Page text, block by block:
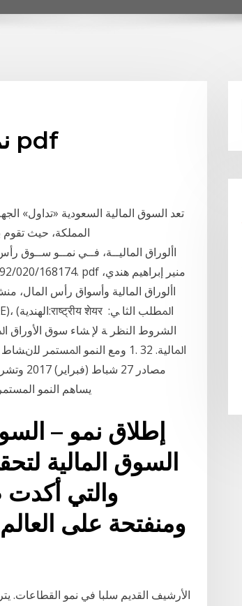
نمو سوق الأوراق المالية الهندي pdf
تعد السوق المالية السعودية «تداول»
المملكة، حيث تقوم
األوراق الماليــة، فــي نمــو ســوق
األوراق المالية وأسواق رأس المال،
اﳌﺎﻟﻴﺔ. 32 .1 وﻣﻊ اﻟﻨﻤﻮ
ﻣﺼﺎدر
إطلاق نمو –
والتي أكدت
ومنفتحة على